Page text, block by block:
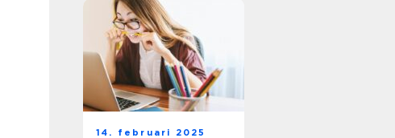
14. februari 2025